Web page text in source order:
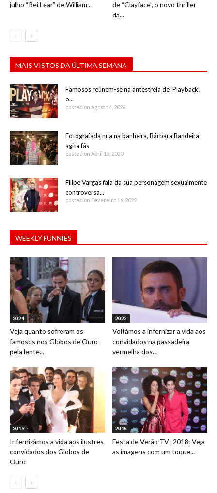
julho “Rei Lear” de William...
de “Clayface”, o novo thriller
da...
MAIS VISTOS DA ÚLTIMA SEMANA
Famosos reúnem-se na antestreia de ‘Playback’,
o...
posted on Agosto 4, 2026
Fotografada nua na banheira, Bárbara Bandeira
agita fãs
posted on Abril 15, 2020
Filipe Vargas fala da sua personagem sexualmente
controversa...
posted on Fevereiro 16, 2022
WEEKLY FUNNIES
2024
Veja quanto sofreram os
famosos nos Globos de Ouro
pela lente...
2022
Voltámos a infernizar a vida aos
convidados na passadeira
vermelha dos...
2019
Infernizámos a vida aos ilustres
convidados dos Globos de
Ouro
2018
Festa de Verão TVI 2018: Veja
as imagens com um toque...